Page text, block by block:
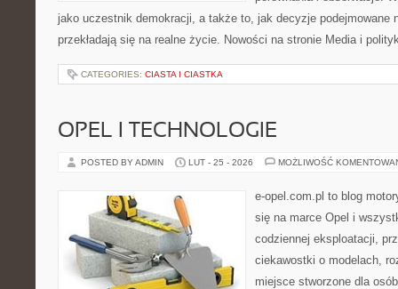
jako uczestnik demokracji, a także to, jak decyzje podejmowane
przekładają się na realne życie. Nowości na stronie Media i
CATEGORIES: CIASTA I CIASTKA
OPEL I TECHNOLOGIE
POSTED BY ADMIN LUT - 25 - 2026 MOŻLIWOŚĆ
e-opel.com.pl to blog
się na marce Opel i
codziennej eksploatacji,
ciekawostki o modelach,
miejsce stworzone dla